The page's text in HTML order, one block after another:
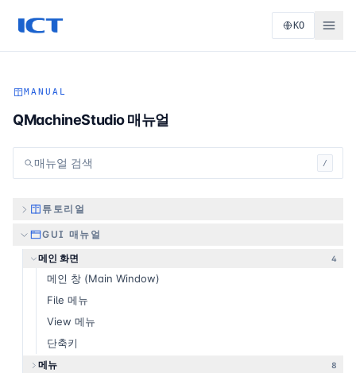
KO
MANUAL
QMachineStudio 매뉴얼
매뉴얼 검색 /
튜토리얼
GUI 매뉴얼
메인 화면
4
메인 창 (Main Window)
File 메뉴
View 메뉴
단축키
메뉴 8